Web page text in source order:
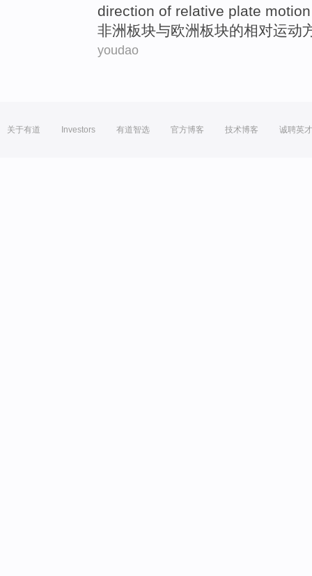
direction of relative plate motion
非洲板块与欧洲板块的相对运动
youdao
关于有道 Investors 有道智选 官方博客 技术博客 诚聘英才